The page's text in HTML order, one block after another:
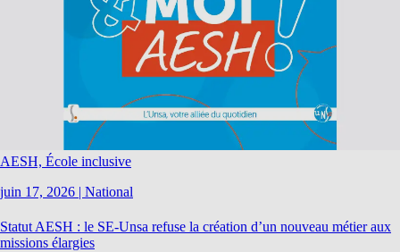
AESH, École inclusive
juin 17, 2026 | National
Statut AESH : le SE-Unsa refuse la création d’un nouveau métier aux
missions élargies